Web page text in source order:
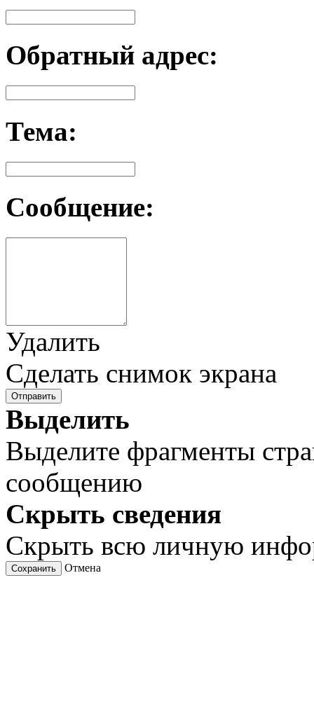
Обратный адрес:
Тема:
Сообщение:
Удалить
Сделать снимок экрана
Отправить
Выделить
Выделите фрагменты
сообщению
Скрыть сведения
Скрыть всю личную
Сохранить Отмена